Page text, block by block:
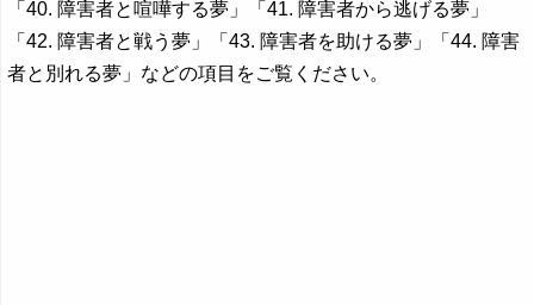
「40. 障害者と喧嘩する夢」「41. 障害者から逃げる夢」
「42. 障害者と戦う夢」「43. 障害者を助ける夢」「44. 障害
者と別れる夢」などの項目をご覧ください。